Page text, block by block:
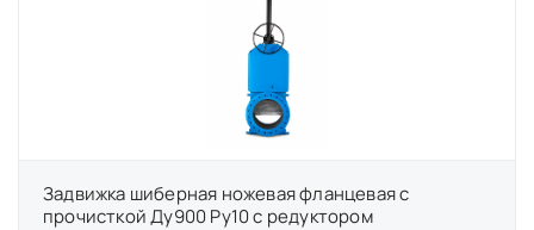
Задвижка шиберная ножевая фланцевая с
прочисткой Ду900 Ру10 с редуктором